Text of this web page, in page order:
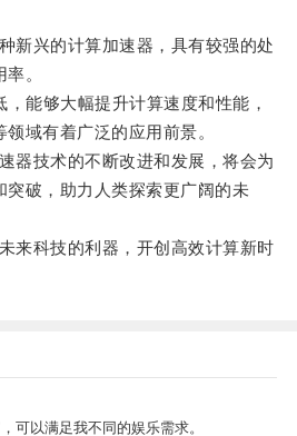
兴的计算加速器，具有较强的处
。
能够大幅提升计算速度和性能，
域有着广泛的应用前景。
技术的不断改进和发展，将会为
突破，助力人类探索更广阔的未
科技的利器，开创高效计算新时
可以满足我不同的娱乐需求。